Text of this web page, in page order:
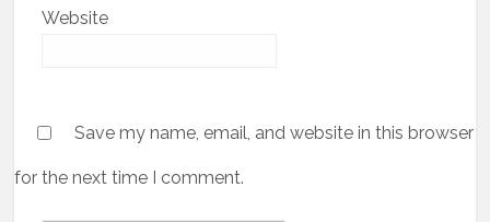
Website
Save my name, email, and website in this browser
for the next time I comment.